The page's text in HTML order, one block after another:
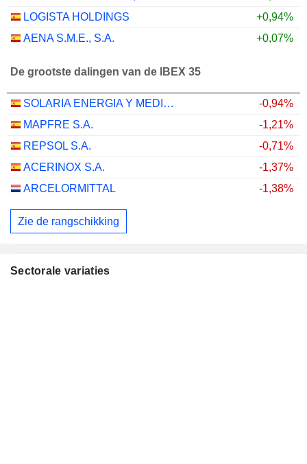
LOGISTA HOLDINGS
+0,94%
AENA S.M.E., S.A.
+0,07%
De grootste dalingen van de IBEX 35
SOLARIA ENERGIA Y MEDIO AMBIENTE, S.A.
-0,94%
MAPFRE S.A.
-1,21%
REPSOL S.A.
-0,71%
ACERINOX S.A.
-1,37%
ARCELORMITTAL
-1,38%
Zie de rangschikking
Sectorale variaties